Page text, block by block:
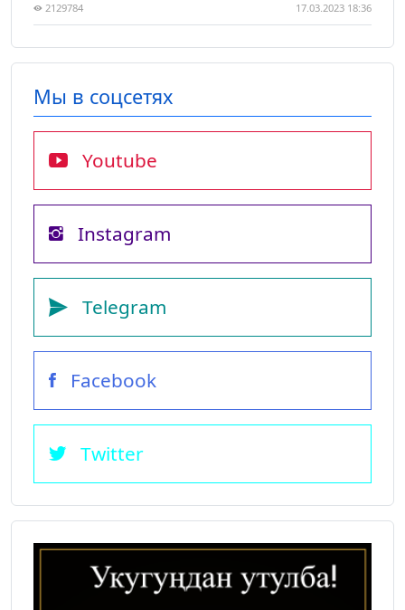
2129784 17.03.2023 18:36
Мы в соцсетях
Youtube
Instagram
Telegram
Facebook
Twitter